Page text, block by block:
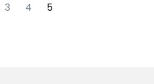
3 4 5